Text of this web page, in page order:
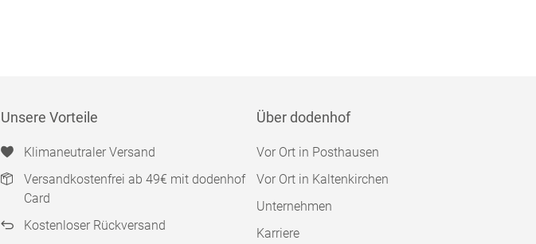
Unsere Vorteile
Klimaneutraler Versand
Versandkostenfrei ab 49€ mit dodenhof
Card
Kostenloser Rückversand
Über dodenhof
Vor Ort in Posthausen
Vor Ort in Kaltenkirchen
Unternehmen
Karriere